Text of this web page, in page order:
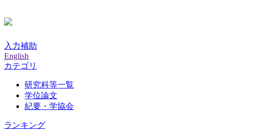
入力補助
English
カテゴリ
研究科等一覧
学位論文
紀要・学協会
ランキング